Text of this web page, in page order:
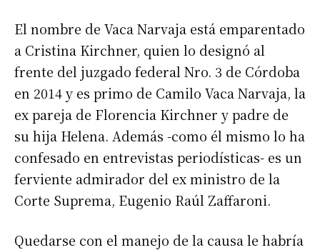
El nombre de Vaca Narvaja está emparentado
a Cristina Kirchner, quien lo designó al
frente del juzgado federal Nro. 3 de Córdoba
en 2014 y es primo de Camilo Vaca Narvaja, la
ex pareja de Florencia Kirchner y padre de
su hija Helena. Además -como él mismo lo ha
confesado en entrevistas periodísticas- es un
ferviente admirador del ex ministro de la
Corte Suprema, Eugenio Raúl Zaffaroni.
Quedarse con el manejo de la causa le habría